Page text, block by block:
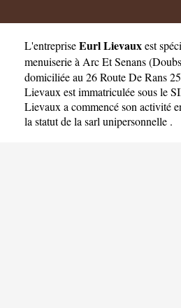
L'entrepriseEurl Lievauxest
menuiserie à Arc Et Senans(Doubs
domiciliée au 26 Route De Rans
Lievaux est immatriculée sous le
Lievaux a commencé son activité
la statut de la sarl unipersonnelle .